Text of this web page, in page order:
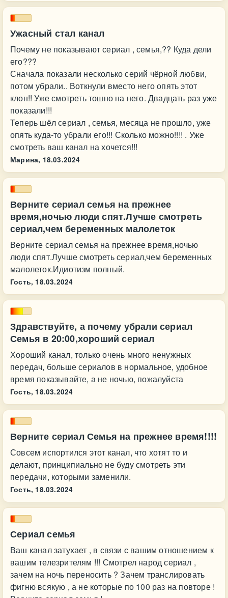
Ужасный стал канал
Почему не показывают сериал , семья,?? Куда дели
его???
Сначала показали несколько серий чёрной любви,
потом убрали.. Воткнули вместо него опять этот
клон!! Уже смотреть тошно на него. Двадцать раз уже
показали!!!
Теперь шёл сериал , семья, месяца не прошло, уже
опять куда-то убрали его!!! Сколько можно!!!! . Уже
смотреть ваш канал на хочется!!!
Марина, 18.03.2024
Верните сериал семья на прежнее
время,ночью люди спят.Лучше смотреть
сериал,чем беременных малолеток
Верните сериал семья на прежнее время,ночью
люди спят.Лучше смотреть сериал,чем беременных
малолеток.Идиотизм полный.
Гость, 18.03.2024
Здравствуйте, а почему убрали сериал
Семья в 20:00,хороший сериал
Хороший канал, только очень много ненужных
передач, больше сериалов в нормальное, удобное
время показывайте, а не ночью, пожалуйста
Гость, 18.03.2024
Верните сериал Семья на прежнее время!!!!
Совсем испортился этот канал, что хотят то и
делают, принципиально не буду смотреть эти
передачи, которыми заменили.
Гость, 18.03.2024
Сериал семья
Ваш канал затухает , в связи с вашим отношением к
вашим телезрителям !!! Смотрел народ сериал ,
зачем на ночь переносить ? Зачем транслировать
фигню всякую , а не которые по 100 раз на повторе !